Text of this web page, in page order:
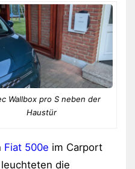
Wallbox pro S neben der
Haustür
Fiat 500e im Carport
die